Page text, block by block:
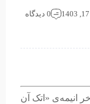
0 دیدگاه
انیمه‌ی «اتک آن